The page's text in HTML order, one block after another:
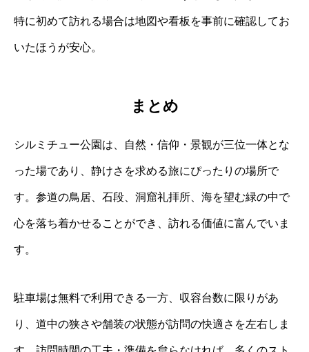
特に初めて訪れる場合は地図や看板を事前に確認してお
いたほうが安心。
まとめ
シルミチュー公園は、自然・信仰・景観が三位一体とな
った場であり、静けさを求める旅にぴったりの場所で
す。参道の鳥居、石段、洞窟礼拝所、海を望む緑の中で
心を落ち着かせることができ、訪れる価値に富んでいま
す。
駐車場は無料で利用できる一方、収容台数に限りがあ
り、道中の狭さや舗装の状態が訪問の快適さを左右しま